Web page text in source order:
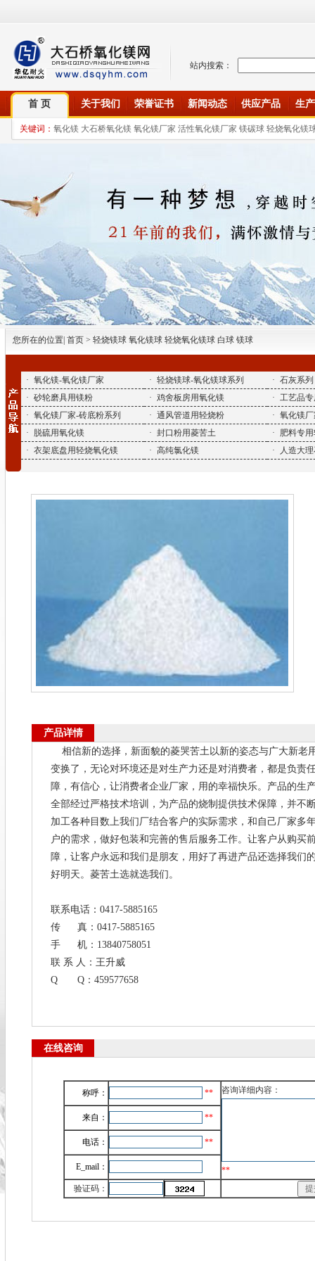
站内搜索：
首 页 关于我们 荣誉证书 新闻动态 供应产品 生
关键词： 氧化镁 大石桥氧化镁 氧化镁厂家 活性氧化镁厂家 镁碳球 轻烧氧化
您所在的位置| 首页 > 轻烧镁球 氧化镁球 轻烧氧化镁球 白球 镁球
· 氧化镁-氧化镁厂家 · 轻烧镁球-氧化镁球系列 · 石灰系列
· 砂轮磨具用镁粉 · 鸡舍板房用氧化镁 · 工艺品
· 氧化镁厂家-砖底粉系列 · 通风管道用轻烧粉 · 氧化镁
·
脱硫用氧化镁 · 封口粉用菱苦土 ·
肥料专
· 衣架底盘用轻烧氧化镁 · 高纯氯化镁 · 人造大
产品详情
相信新的选择，新面貌的菱哭苦土以新的姿态与广大新老
变换了，无论对环境还是对生产力还是对消费者，都是负
障，有信心，让消费者企业厂家，用的幸福快乐。产品的生
全部经过严格技术培训，为产品的烧制提供技术保障，并不
加工各种目数上我们厂结合客户的实际需求，和自己厂家多
户的需求，做好包装和完善的售后服务工作。让客户从购
障，让客户永远和我们是朋友，用好了再进产品还选择我们
好明天。菱苦土选就选我们。
联系电话：0417-5885165
传 真：0417-5885165
手 机：13840758051
联 系 人：王升威
Q Q：459577658
在线咨询
称呼： ** 咨询详细内容：
**
来自： **
电话： **
E_mail：
验证码：